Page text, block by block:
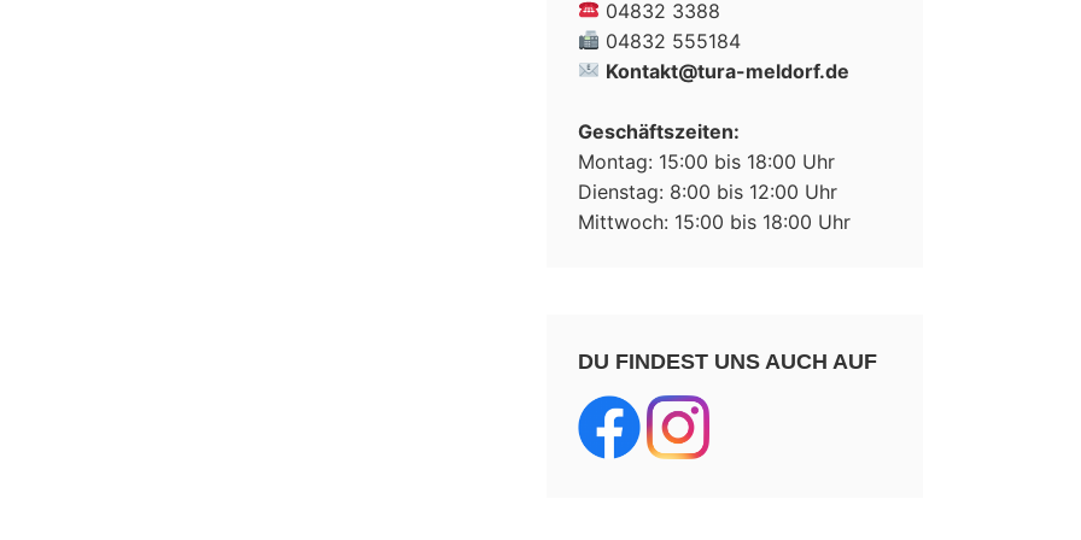
04832 3388
04832 555184
Kontakt@tura-meldorf.de
Geschäftszeiten:
Montag: 15:00 bis 18:00 Uhr
Dienstag: 8:00 bis 12:00 Uhr
Mittwoch: 15:00 bis 18:00 Uhr
DU FINDEST UNS AUCH AUF